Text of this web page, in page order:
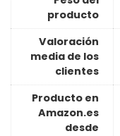
producto
Valoración
media de los
clientes
Producto en
Amazon.es
desde